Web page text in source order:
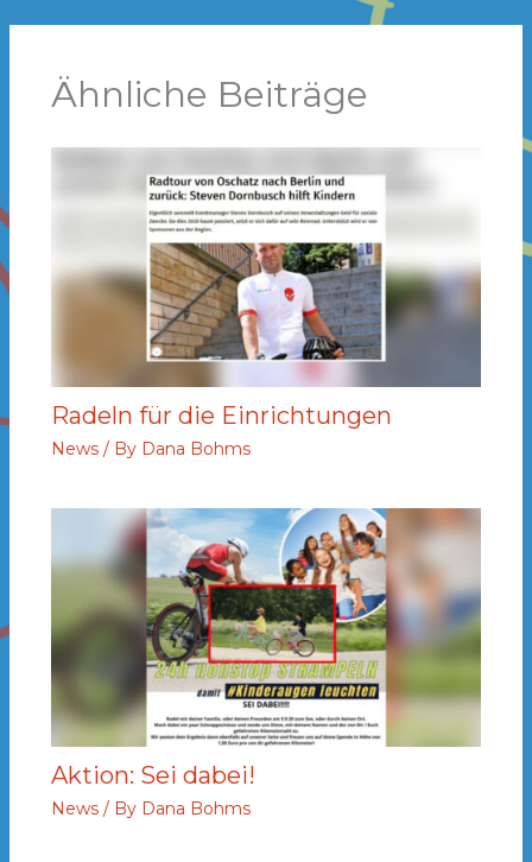
Ähnliche Beiträge
Radeln für die Einrichtungen
News/ By Dana Bohms
Aktion: Sei dabei!
News/ By Dana Bohms